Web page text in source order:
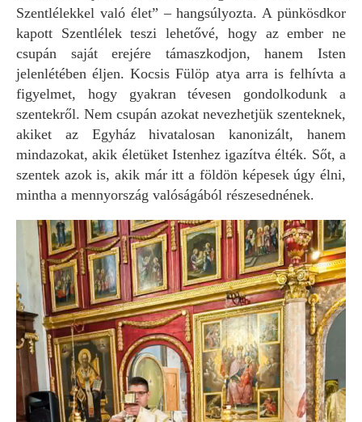
Szentlélekkel való élet” – hangsúlyozta. A pünkösdkor
kapott Szentlélek teszi lehetővé, hogy az ember ne
csupán saját erejére támaszkodjon, hanem Isten
jelenlétében éljen. Kocsis Fülöp atya arra is felhívta a
figyelmet, hogy gyakran tévesen gondolkodunk a
szentekről. Nem csupán azokat nevezhetjük szenteknek,
akiket az Egyház hivatalosan kanonizált, hanem
mindazokat, akik életüket Istenhez igazítva élték. Sőt, a
szentek azok is, akik már itt a földön képesek úgy élni,
mintha a mennyország valóságából részesednének.